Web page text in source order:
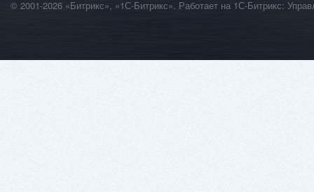
© 2001-2026 «Битрикс», «1С-Битрикс». Работает на 1С-Битрикс: